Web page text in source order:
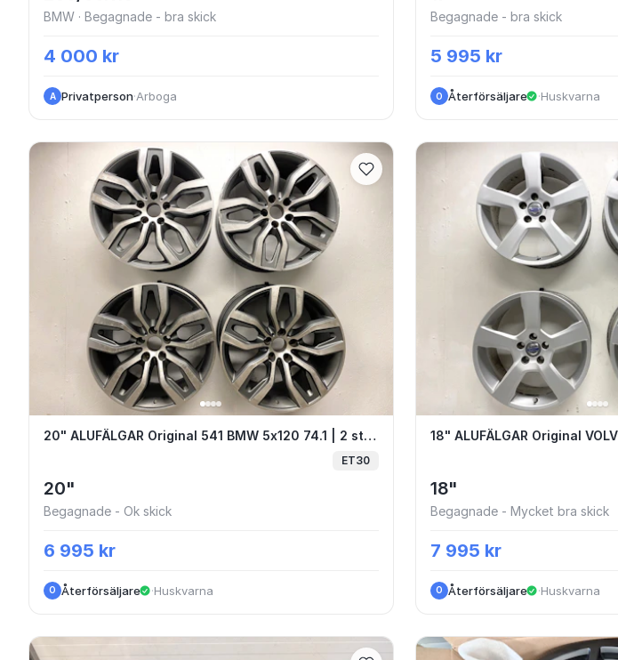
BMW · Begagnade - bra skick
4 000 kr
A Privatperson·Arboga
Begagnade - bra skick
5 995 kr
O Återförsäljare ·Huskvarna
20" ALUFÄLGAR Original 541 BMW 5x120 74.1 | 2 st 9.5x20 ET40
20" ALUFÄLGAR Original 541 BMW 5x120 74.1 | 2 st 9.5x20 ET40 + 2 st 10.5x20 ET30
ET30
20"
Begagnade - Ok skick
6 995 kr
O Återförsäljare ·Huskvarna
18" ALUFÄLGAR
18"
Begagnade - Mycket bra skick
7 995 kr
O Återförsäljare ·Huskvarna